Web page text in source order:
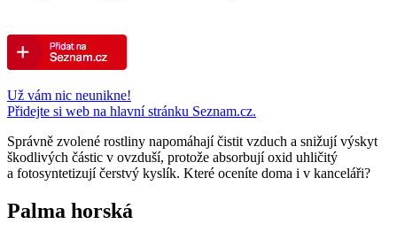
Už vám nic neunikne!
Přidejte si web na hlavní stránku Seznam.cz.
Správně zvolené rostliny napomáhají čistit vzduch a snižují výskyt
škodlivých částic v ovzduší, protože absorbují oxid uhličitý
a fotosyntetizují čerstvý kyslík. Které oceníte doma i v kanceláři?
Palma horská